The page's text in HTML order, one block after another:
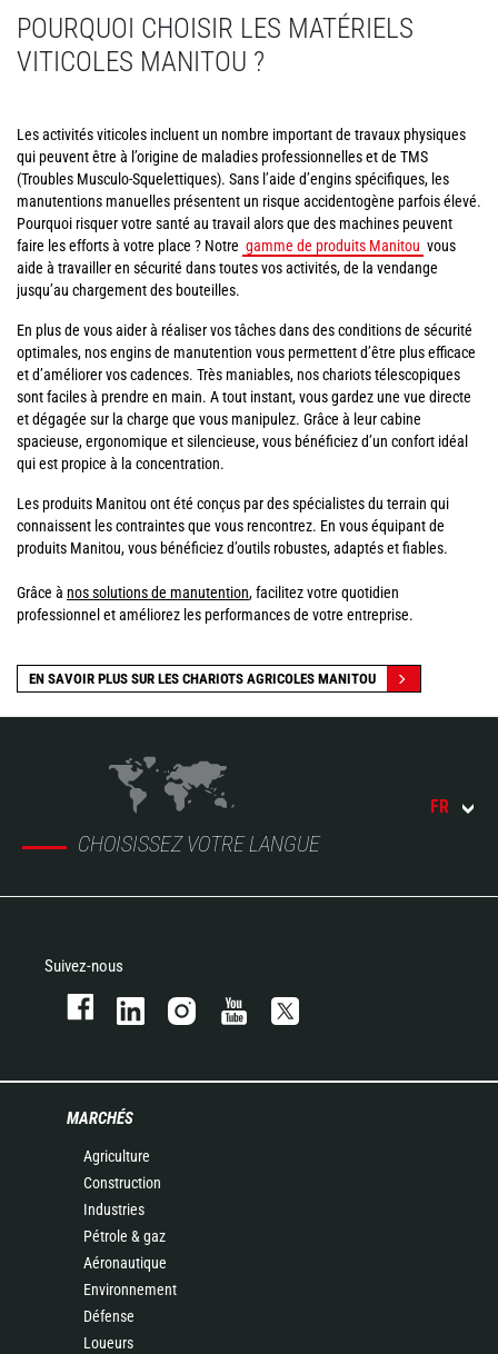
POURQUOI CHOISIR LES MATÉRIELS
VITICOLES MANITOU ?
Les activités viticoles incluent un nombre important de travaux physiques
qui peuvent être à l’origine de maladies professionnelles et de TMS
(Troubles Musculo-Squelettiques). Sans l’aide d’engins spécifiques, les
manutentions manuelles présentent un risque accidentogène parfois élevé.
Pourquoi risquer votre santé au travail alors que des machines peuvent
faire les efforts à votre place ? Notre gamme de produits Manitou vous
aide à travailler en sécurité dans toutes vos activités, de la vendange
jusqu’au chargement des bouteilles.
En plus de vous aider à réaliser vos tâches dans des conditions de sécurité
optimales, nos engins de manutention vous permettent d’être plus efficace
et d’améliorer vos cadences. Très maniables, nos chariots télescopiques
sont faciles à prendre en main. A tout instant, vous gardez une vue directe
et dégagée sur la charge que vous manipulez. Grâce à leur cabine
spacieuse, ergonomique et silencieuse, vous bénéficiez d’un confort idéal
qui est propice à la concentration.
Les produits Manitou ont été conçus par des spécialistes du terrain qui
connaissent les contraintes que vous rencontrez. En vous équipant de
produits Manitou, vous bénéficiez d’outils robustes, adaptés et fiables.
Grâce à nos solutions de manutention, facilitez votre quotidien
professionnel et améliorez les performances de votre entreprise.
EN SAVOIR PLUS SUR LES CHARIOTS AGRICOLES MANITOU
CHOISISSEZ VOTRE LANGUE
FR
Suivez-nous
MARCHÉS
Agriculture
Construction
Industries
Pétrole & gaz
Aéronautique
Environnement
Défense
Loueurs